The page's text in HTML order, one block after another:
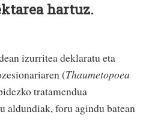
hartuz.
izurritea deklaratu eta
(Thaumetopoea
tratamendua
aldundiak, foru agindu batean